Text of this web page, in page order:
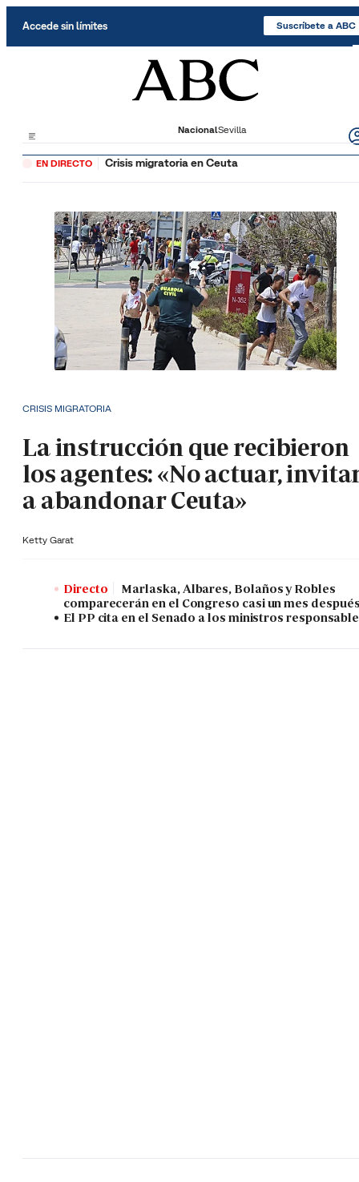
Accede sin límites Suscríbete a ABC
NacionalSevilla
EN DIRECTO Crisis migratoria en Ceuta
CRISIS MIGRATORIA
La instrucción que recibieron
los agentes: «No actuar,
a abandonar Ceuta»
Ketty Garat
Directo
Marlaska, Albares, Bolaños y Robles
comparecerán en el Congreso casi un mes
El PP cita en el Senado a los ministros